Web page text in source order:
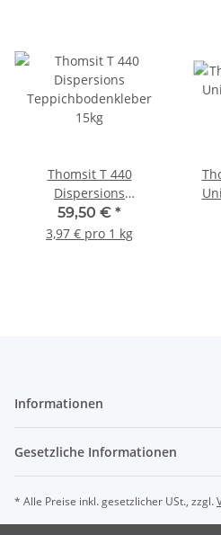
Thomsit T 440
Dispersions
Teppichbodenkleber
15kg
59,50 € *
3,97 € pro 1 kg
Informationen
Gesetzliche Informationen
* Alle Preise inkl. gesetzlicher USt., zzgl.